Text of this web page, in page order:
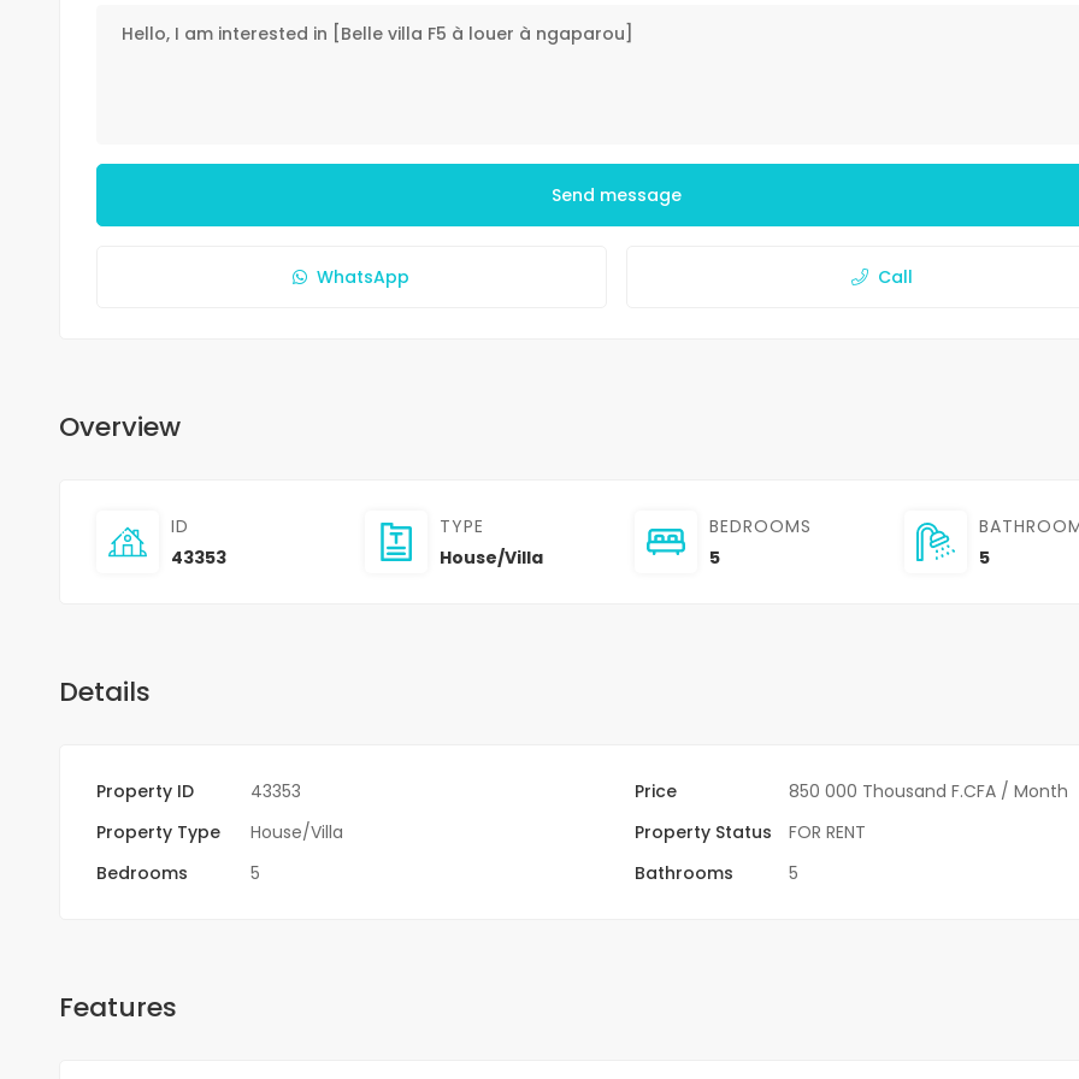
Send message
WhatsApp Call
Overview
ID
43353
TYPE
House/Villa
BEDROOMS
5
5
Details
Property ID 43353 Price 850 000 Thousand F.CFA / Month
Property Type
House/Villa Property Status
FOR RENT
Bedrooms
5 Bathrooms 5
Features